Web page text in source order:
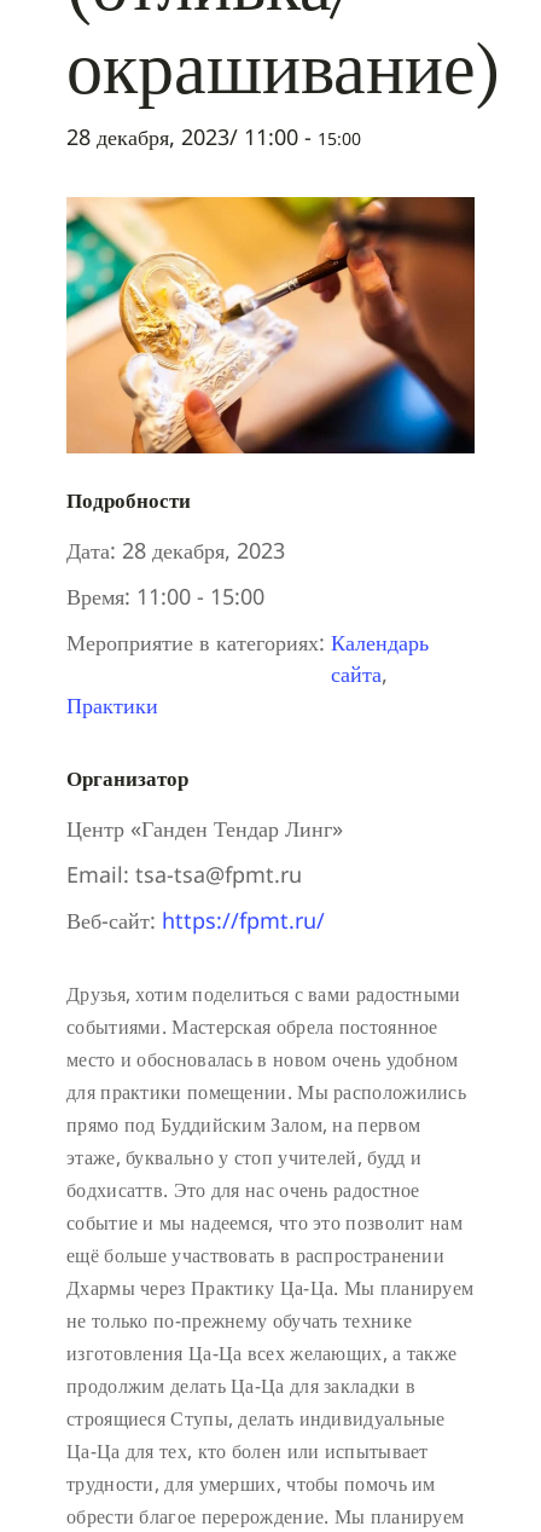
окрашивание)
28 декабря, 2023/ 11:00 - 15:00
Подробности
Дата: 28 декабря, 2023
Время: 11:00 - 15:00
Мероприятие в категориях: Календарь
сайта,
Практики
Организатор
Центр «Ганден Тендар Линг»
Email: tsa-tsa@fpmt.ru
Веб-сайт: https://fpmt.ru/
Друзья, хотим поделиться с вами радостными
событиями. Мастерская обрела постоянное
место и обосновалась в новом очень удобном
для практики помещении. Мы расположились
прямо под Буддийским Залом, на первом
этаже, буквально у стоп учителей, будд и
бодхисаттв. Это для нас очень радостное
событие и мы надеемся, что это позволит нам
ещё больше участвовать в распространении
Дхармы через Практику Ца-Ца. Мы планируем
не только по-прежнему обучать технике
изготовления Ца-Ца всех желающих, а также
продолжим делать Ца-Ца для закладки в
строящиеся Ступы, делать индивидуальные
Ца-Ца для тех, кто болен или испытывает
трудности, для умерших, чтобы помочь им
обрести благое перерождение. Мы планируем